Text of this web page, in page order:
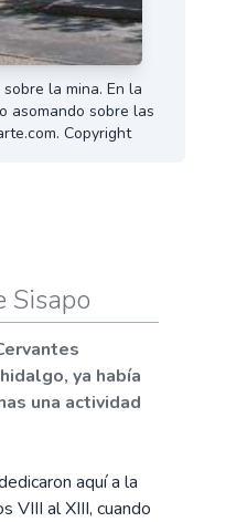
la mina. En la
asomando sobre las
Copyright
Sisapo
ya había
una actividad
aquí a la
VIII al XIII, cuando